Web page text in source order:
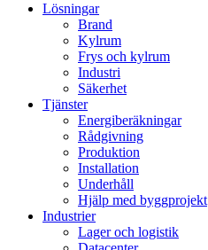
Lösningar
Brand
Kylrum
Frys och kylrum
Industri
Säkerhet
Tjänster
Energiberäkningar
Rådgivning
Produktion
Installation
Underhåll
Hjälp med byggprojekt
Industrier
Lager och logistik